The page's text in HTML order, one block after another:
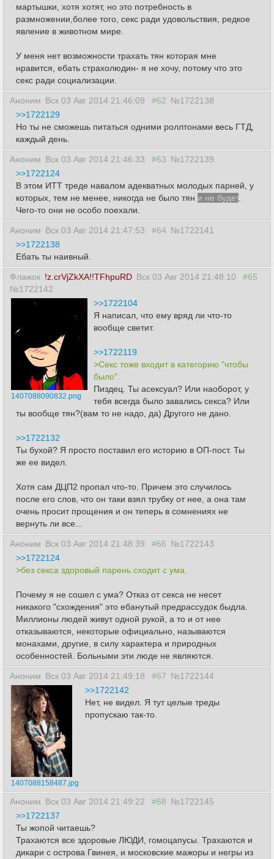
мартышки, хотя хотят, но это потребность в
размножении,более того, секс ради удовольствия, редкое
явление в животном мире.
У меня нет возможности трахать тян которая мне
нравится, ебать страхолюдин- я не хочу, потому что это
секс ради социализации.
Аноним Вск 03 Авг 2014 21:46:09 #62 №1722138
>>1722129
Но ты не сможешь питаться одними роллтонами весь ГТД,
каждый день.
Аноним Вск 03 Авг 2014 21:46:33 #63 №1722139
>>1722124
В этом ИТТ треде навалом адекватных молодых парней, у
которых, тем не менее, никогда не было тян и не будет
Чего-то они не особо поехали.
Аноним Вск 03 Авг 2014 21:47:53 #64 №1722141
>>1722138
Ебать ты наивный.
Флажок !z.crVjZkXA!!TFhpuRD Вск 03 Авг 2014 21:48:10
#65
№1722142
1407088090832.png
>>1722104
Я написал, что ему вряд ли что-то
вообще светит.
>>1722119
>Секс тоже входит в категорию "чтобы
было".
Пиздец. Ты асексуал? Или наоборот, у
тебя всегда было завались секса? Или
ты вообще тян?(вам то не надо, да) Другого не дано.
>>1722132
Ты бухой? Я просто поставил его историю в ОП-пост. Ты
же ее видел.
Хотя сам ДЦП2 пропал что-то. Причем это случилось
после его слов, что он таки взял трубку от нее, а она там
очень просит прощения и он теперь в сомнениях не
вернуть ли все...
Аноним Вск 03 Авг 2014 21:48:39 #66 №1722143
>>1722124
>без секса здоровый парень сходит с ума.
Почему я не сошел с ума? Отказ от секса не несет
никакого "схождения" это ебанутый предрассудок быдла.
Миллионы людей живут одной рукой, а то и от нее
отказываются, некоторые официально, называются
монахами, другие, в силу характера и природных
особенностей. Больными эти люде не являются.
Аноним Вск 03 Авг 2014 21:49:18 #67 №1722144
1407088158487.jpg
>>1722142
Нет, не видел. Я тут целые треды
пропускаю так-то.
Аноним Вск 03 Авг 2014 21:49:22 #68 №1722145
>>1722137
Ты жопой читаешь?
Трахаются все здоровые ЛЮДИ, гомоцапусы. Трахаются и
дикари с острова Гвинея, и московские мажоры и негры из